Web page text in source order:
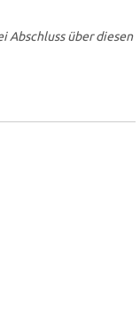
Abschluss über diesen